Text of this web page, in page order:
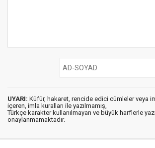
UYARI: Küfür, hakaret, rencide edici cümleler veya
içeren, imla kuralları ile yazılmamış,
Türkçe karakter kullanılmayan ve büyük harflerle
onaylanmamaktadır.